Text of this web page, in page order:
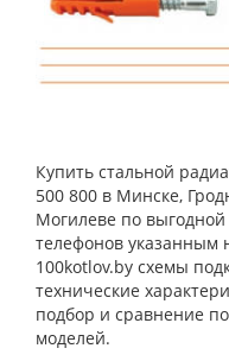
Купить стальной
500 800 в Минске,
Могилеве по
телефонов указанным
100kotlov.by схемы
технические
подбор и сравнение
моделей.